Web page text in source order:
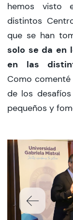
hemos visto
distintos
que se han
solo se da en
en las
Como
de los
pequeños y